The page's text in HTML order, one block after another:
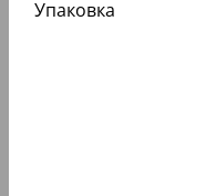
Упаковка